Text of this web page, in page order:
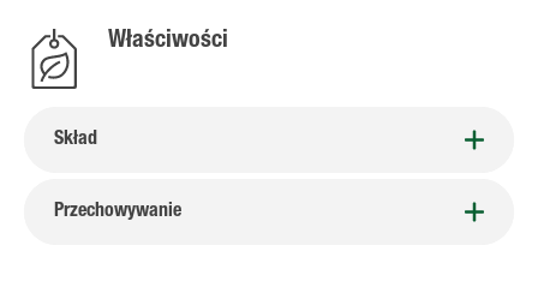
Właściwości
Skład
Przechowywanie